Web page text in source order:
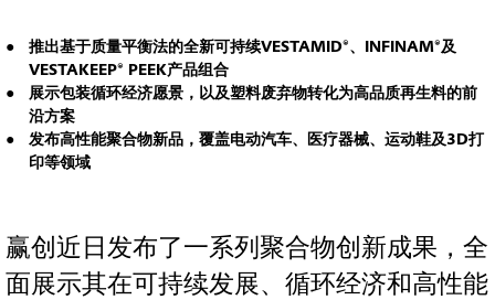
推出基于质量平衡法的全新可持续VESTAMID®、INFINAM®及
VESTAKEEP® PEEK产品组合
展示包装循环经济愿景，以及塑料废弃物转化为高品质再生料的前
沿方案
发布高性能聚合物新品，覆盖电动汽车、医疗器械、运动鞋及3D打
印等领域
赢创近日发布了一系列聚合物创新成果，全
面展示其在可持续发展、循环经济和高性能